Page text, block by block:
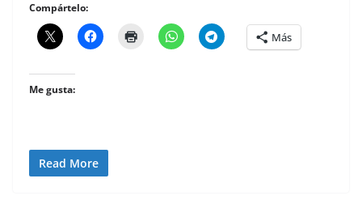
Compártelo:
Más
Me gusta:
Read More